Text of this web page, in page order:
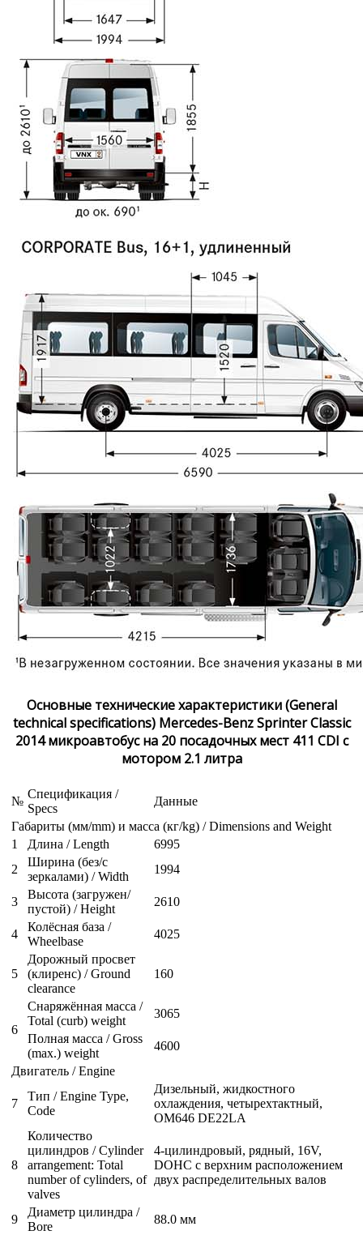
Основные технические характеристики (General
technical specifications) Mercedes-Benz Sprinter Classic
2014 микроавтобус на 20 посадочных мест 411 CDI с
мотором 2.1 литра
№
Спецификация /
Specs
Данные
Габариты (мм/mm) и масса (кг/kg) / Dimensions and Weight
1
Длина / Length
6995
2
Ширина (без/с
зеркалами) / Width
1994
3
Высота (загружен/
пустой) / Height
2610
4
Колёсная база /
Wheelbase
4025
5
Дорожный просвет
(клиренс) / Ground
clearance
160
6
Снаряжённая масса /
Total (curb) weight
3065
Полная масса / Gross
(max.) weight
4600
Двигатель / Engine
7
Тип / Engine Type,
Code
Дизельный, жидкостного
охлаждения, четырехтактный,
OM646 DE22LA
8
Количество
цилиндров / Cylinder
arrangement: Total
number of cylinders, of
valves
4-цилиндровый, рядный, 16V,
DOHC с верхним расположением
двух распределительных валов
9
Диаметр цилиндра /
Bore
88.0 мм